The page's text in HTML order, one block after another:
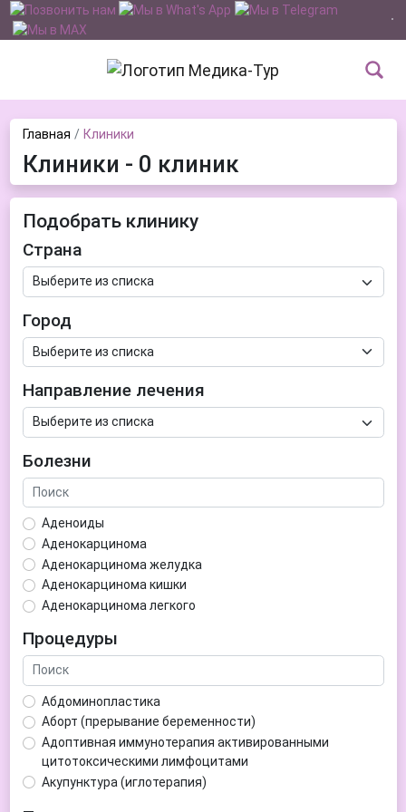
Главная Клиники
Клиники - 0 клиник
Подобрать клинику
Страна
Город
Направление лечения
Болезни
Аденоиды
Аденокарцинома
Аденокарцинома желудка
Аденокарцинома кишки
Аденокарцинома легкого
Аденома гипофиза
Аденома простаты
Аденома щитовидной железы
Аденомиоз
Адентия
Азооспермия
Акне (угри)
Алкоголизм
Процедуры
Абдоминопластика
Аборт (прерывание беременности)
Адоптивная иммунотерапия активированными
цитотоксическими лимфоцитами
Акупунктура (иглотерапия)